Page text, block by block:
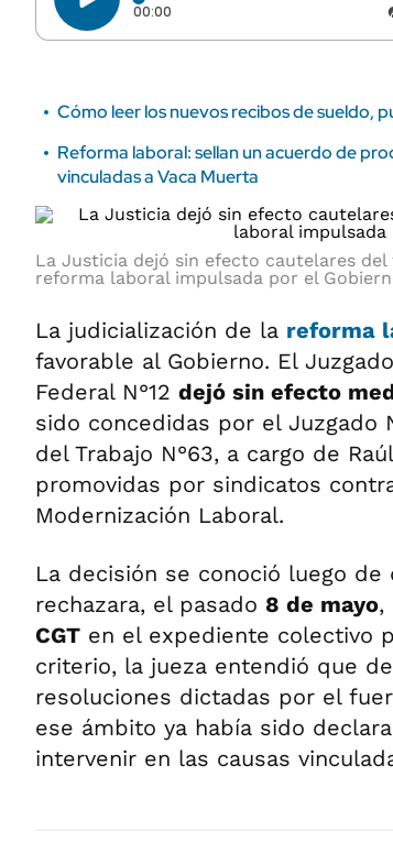
00:00 Tiempo transcurrido: 0
Cómo leer los nuevos recibos de sueldo,
Reforma laboral: sellan un acuerdo de
vinculadas a Vaca Muerta
La Justicia dejó sin efecto cautelares
reforma laboral impulsada por el
La judicialización de la reforma
favorable al Gobierno. El
Federal N°12 dejó sin efecto
sido concedidas por el Juzgado
del Trabajo N°63, a cargo de
promovidas por sindicatos
Modernización Laboral.
La decisión se conoció luego
rechazara, el pasado 8 de mayo,
CGT en el expediente colectivo
criterio, la jueza entendió que
resoluciones dictadas por el
ese ámbito ya había sido
intervenir en las causas